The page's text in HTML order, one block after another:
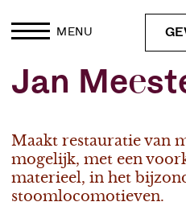
MENU
Jan
Maakt restauratie van
mogelijk, met een
materieel, in het
stoomlocomotieven.